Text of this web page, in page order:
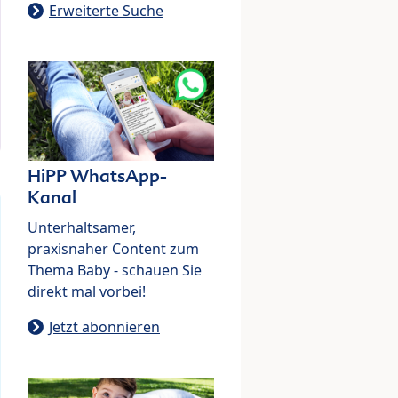
Erweiterte Suche
HiPP WhatsApp-
Kanal
Unterhaltsamer,
praxisnaher Content zum
Thema Baby - schauen Sie
direkt mal vorbei!
Jetzt abonnieren